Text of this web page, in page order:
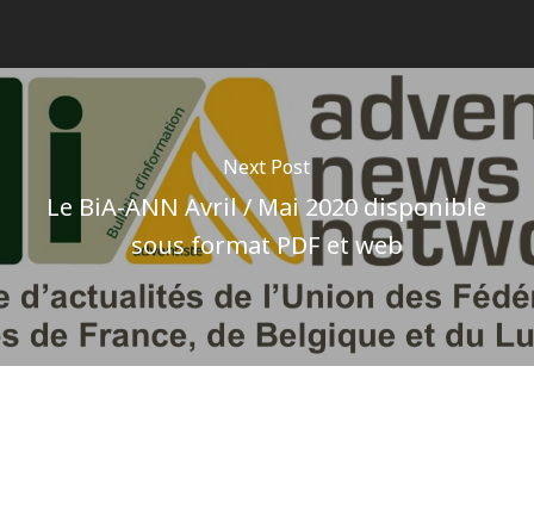
Next Post
Le BiA-ANN Avril / Mai 2020 disponible
sous format PDF et web